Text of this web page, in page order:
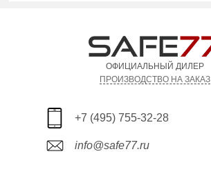
ОФИЦИАЛЬНЫЙ ДИЛЕР
ПРОИЗВОДСТВО НА ЗАКАЗ
+7 (495) 755-32-28
info@safe77.ru